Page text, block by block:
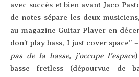
avec suc­cès et bien avant Jaco
de notes sépare les deux
au maga­zine Gui­tar Player en
don’t play bass, I just cover space” –
pas de la basse, j’oc­cupe l’es­pace
basse fret­less (dépour­vue de